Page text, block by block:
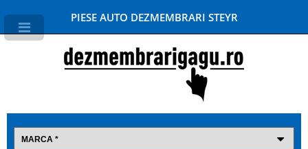
PIESE AUTO DEZMEMBRARI STEYR